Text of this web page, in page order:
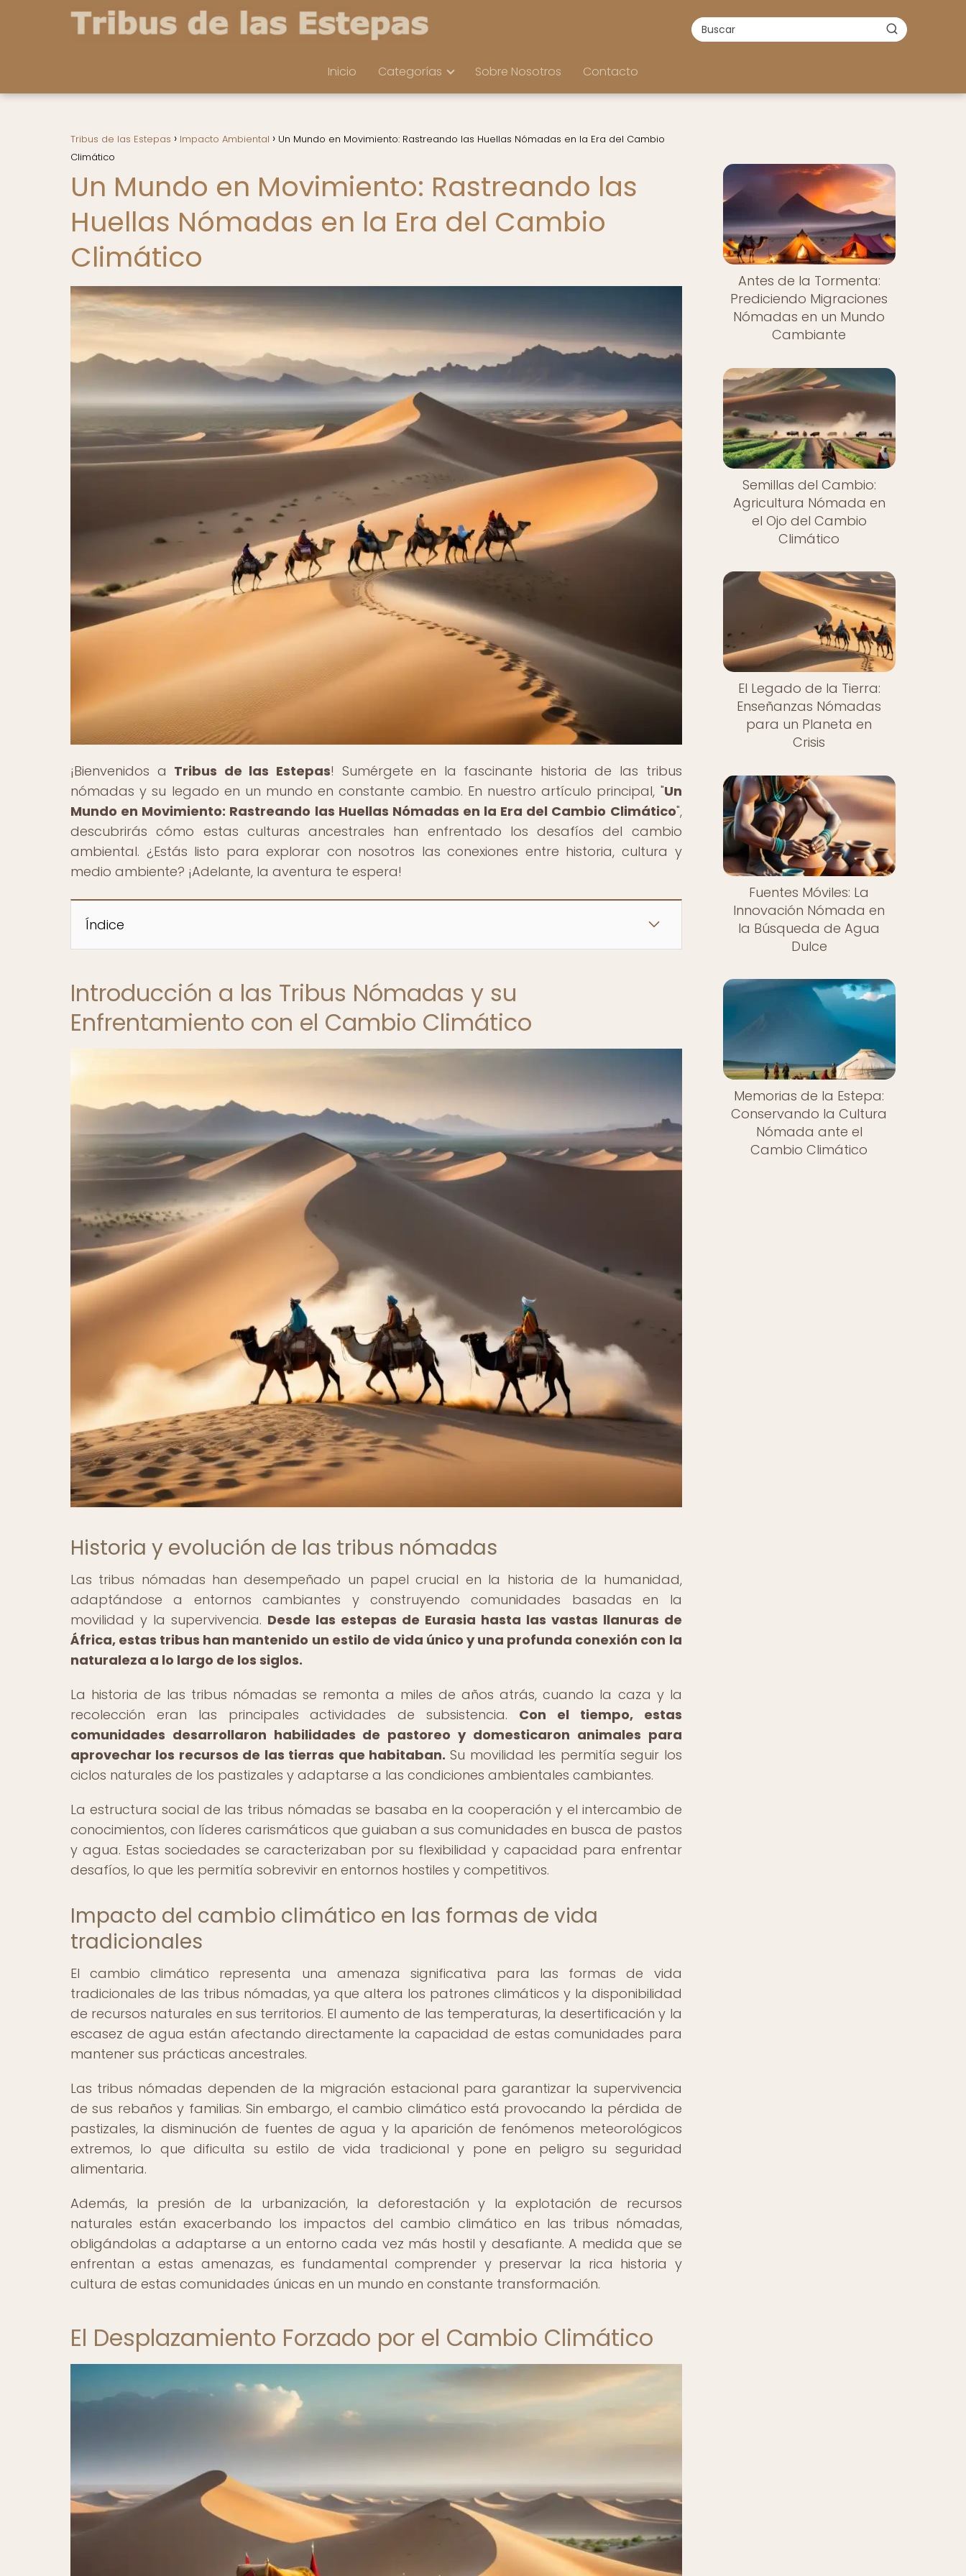
Inicio Categorías Sobre Nosotros Contacto
Tribus de las Estepas Impacto Ambiental
Un Mundo en Movimiento: Rastreando las Huellas Nómadas en la Era del Cambio
Climático
Un Mundo en Movimiento: Rastreando las
Huellas Nómadas en la Era del Cambio
Climático
¡Bienvenidos a Tribus de las Estepas! Sumérgete en la fascinante historia de las tribus
nómadas y su legado en un mundo en constante cambio. En nuestro artículo principal, "Un
Mundo en Movimiento: Rastreando las Huellas Nómadas en la Era del Cambio Climático",
descubrirás cómo estas culturas ancestrales han enfrentado los desafíos del cambio
ambiental. ¿Estás listo para explorar con nosotros las conexiones entre historia, cultura y
medio ambiente? ¡Adelante, la aventura te espera!
Índice
Introducción a las Tribus Nómadas y su
Enfrentamiento con el Cambio Climático
Historia y evolución de las tribus nómadas
Las tribus nómadas han desempeñado un papel crucial en la historia de la humanidad,
adaptándose a entornos cambiantes y construyendo comunidades basadas en la
movilidad y la supervivencia. Desde las estepas de Eurasia hasta las vastas llanuras de
África, estas tribus han mantenido un estilo de vida único y una profunda conexión con la
naturaleza a lo largo de los siglos.
La historia de las tribus nómadas se remonta a miles de años atrás, cuando la caza y la
recolección eran las principales actividades de subsistencia. Con el tiempo, estas
comunidades desarrollaron habilidades de pastoreo y domesticaron animales para
aprovechar los recursos de las tierras que habitaban. Su movilidad les permitía seguir los
ciclos naturales de los pastizales y adaptarse a las condiciones ambientales cambiantes.
La estructura social de las tribus nómadas se basaba en la cooperación y el intercambio de
conocimientos, con líderes carismáticos que guiaban a sus comunidades en busca de pastos
y agua. Estas sociedades se caracterizaban por su flexibilidad y capacidad para enfrentar
desafíos, lo que les permitía sobrevivir en entornos hostiles y competitivos.
Impacto del cambio climático en las formas de vida
tradicionales
El cambio climático representa una amenaza significativa para las formas de vida
tradicionales de las tribus nómadas, ya que altera los patrones climáticos y la disponibilidad
de recursos naturales en sus territorios. El aumento de las temperaturas, la desertificación y la
escasez de agua están afectando directamente la capacidad de estas comunidades para
mantener sus prácticas ancestrales.
Las tribus nómadas dependen de la migración estacional para garantizar la supervivencia
de sus rebaños y familias. Sin embargo, el cambio climático está provocando la pérdida de
pastizales, la disminución de fuentes de agua y la aparición de fenómenos meteorológicos
extremos, lo que dificulta su estilo de vida tradicional y pone en peligro su seguridad
alimentaria.
Además, la presión de la urbanización, la deforestación y la explotación de recursos
naturales están exacerbando los impactos del cambio climático en las tribus nómadas,
obligándolas a adaptarse a un entorno cada vez más hostil y desafiante. A medida que se
enfrentan a estas amenazas, es fundamental comprender y preservar la rica historia y
cultura de estas comunidades únicas en un mundo en constante transformación.
El Desplazamiento Forzado por el Cambio Climático
Antes de la Tormenta:
Prediciendo Migraciones
Nómadas en un Mundo
Cambiante
Semillas del Cambio:
Agricultura Nómada en
el Ojo del Cambio
Climático
El Legado de la Tierra:
Enseñanzas Nómadas
para un Planeta en
Crisis
Fuentes Móviles: La
Innovación Nómada en
la Búsqueda de Agua
Dulce
Memorias de la Estepa:
Conservando la Cultura
Nómada ante el
Cambio Climático